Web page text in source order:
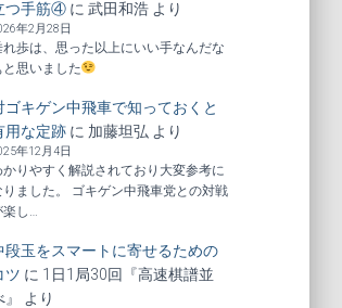
つ手筋④に 武田和浩より
年2月28日
れ歩は、思った以上にいい手なんだな
と思いました
ゴキゲン中飛車で知っておくと
用な定跡に 加藤坦弘 より
年12月4日
かりやすく解説されており大変参考に
りました。 ゴキゲン中飛車党との対戦
楽し…
段玉をスマートに寄せるための
ツ に 1日1局30回『高速棋譜並
より